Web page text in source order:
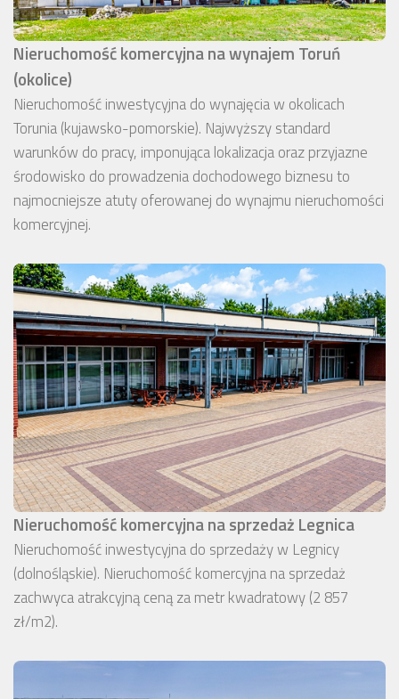
Nieruchomość komercyjna na wynajem Toruń
(okolice)
Nieruchomość inwestycyjna do wynajęcia w okolicach
Torunia (kujawsko-pomorskie). Najwyższy standard
warunków do pracy, imponująca lokalizacja oraz przyjazne
środowisko do prowadzenia dochodowego biznesu to
najmocniejsze atuty oferowanej do wynajmu nieruchomości
komercyjnej.
Nieruchomość komercyjna na sprzedaż Legnica
Nieruchomość inwestycyjna do sprzedaży w Legnicy
(dolnośląskie). Nieruchomość komercyjna na sprzedaż
zachwyca atrakcyjną ceną za metr kwadratowy (2 857
zł/m2).